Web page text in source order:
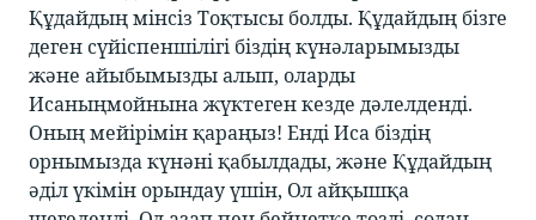
Құдайдың мінсіз Тоқтысы болды. Құдайдың бізге
деген сүйіспеншілігі біздің күнәларымызды
және айыбымызды алып, оларды
Исаныңмойнына жүктеген кезде дәлелденді.
Оның мейірімін қараңыз! Енді Иса біздің
орнымызда күнәні қабылдады, және Құдайдың
әділ үкімін орындау үшін, Ол айқышқа